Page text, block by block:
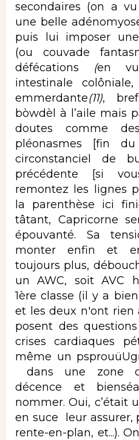
secondaires (on a
une belle
puis lui imposer une
(ou couvade
défécations
(en
intestinale
emmerdante(11),
bòwdèl à l’aile mais
doutes comme
pléonasmes [fin
circonstanciel de
précédente [si
remontez les lignes
la parenthèse ici
tâtant, Capricorne
épouvanté. Sa
monter enfin et
toujours plus,
un AWC, soit AVC
1ère classe (il y a
et les deux n'ont rien
posent des
crises cardiaques
même un
dans une zone
décence et
nommer. Oui, c’était
en suce
leur
rente-en-plan, et...).